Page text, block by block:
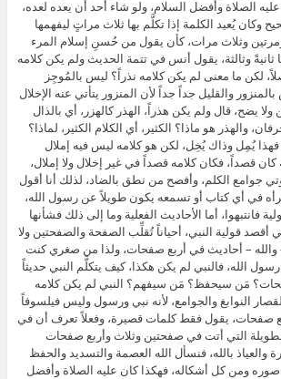
الصلاة وأفضل السلام، ولو شاء أحد أن يعده لعده،
وكان يُعيد الكلمة إذا تكلَّم بها ثلاث مراتٍ ليفهمها
وثلاث مرات، كأن يقول من حُسنِ إسلام المرء
ثانيةً وثالثة، يقول أنس في تتمة الحديث ولم يكن كلامه
لكن ما معنى لم يكن كلامه نذراً؟ ليس بالمُوجِز
والقليل جداً جداً لأن المنزور يتأتي عنه الإخلال
ولا يضح، قال ولم يكن هذراً، الهذر كالهزر، أي بالذال
والهذر هو ماذا؟ الكثير، أي الكلام الكثير، لماذا؟
فهذا يُمِل وذاك يُخِل، لكن هو كلامه ليس فيه إملال
قصداً، فكان كلامه قصداً في غير إخلال ولا إملال،
جوامع الكلم، وأفصح من نطق بالضاد، لذلك أنا أقول
في أي كتاب أو تسمعه يكون طويلاً عن رسول الله،
فانتبهوا، أما الأحاديث الفعلية وما إلى ذلك فشأنها
أقصد قولية النبي، أحياناً تُقلِّب الصفحة والصفحتين ولا
والله – أحاديث في أربع صفحات، ولذا من صغري كنت
الله، فالنبي لم يكن هكذا، كيف يتكلَّم النبي حديثاً
مَن سيحفظ؟ مَن سيفهم؟ النبي لم يكن كلامه
النوابغ والجوامع، لأنه نبي ورسول وليس فيلسوفاً
صفحات، يقول فقط كلمات قصيرة، وفعلاً تعرف أن في
التي أتت في صفحتين وثلاث وأربع صفحات
والعياذ بالله، فنسأل الله العصمة والتسديد والحفظ
ومن كل أشكاله، فهكذا كان عليه الصلاة وأفضل